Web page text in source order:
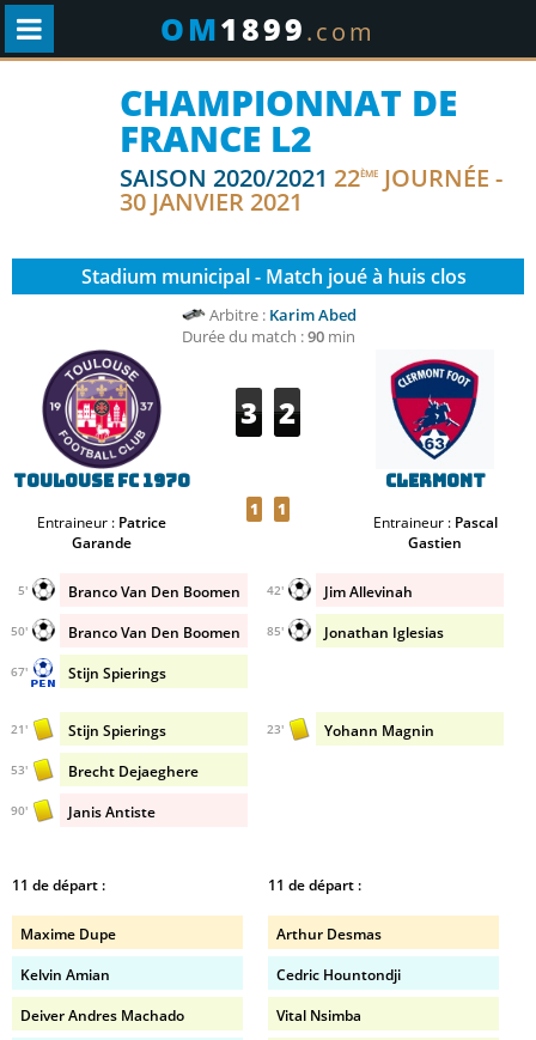
OM1899.com
CHAMPIONNAT DE
FRANCE L2
SAISON 2020/2021 22ÈME JOURNÉE -
30 JANVIER 2021
Stadium municipal - Match joué à huis clos
Arbitre : Karim Abed
Durée du match :90min
Toulouse FC 1970
Entraineur : Patrice
Garande
3 2
1 1
Clermont
Entraineur : Pascal
Gastien
Branco Van Den Boomen
5'
Branco Van Den Boomen
50'
Stijn Spierings
67'
Jim Allevinah
42'
Jonathan Iglesias
85'
Stijn Spierings
21'
Brecht Dejaeghere
53'
Janis Antiste
90'
Yohann Magnin
23'
11 de départ :
Maxime Dupe
Kelvin Amian
Deiver Andres Machado
11 de départ :
Arthur Desmas
Cedric Hountondji
Vital Nsimba